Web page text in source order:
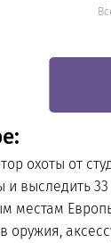
охоты от
выследить 33
местам
оружия,